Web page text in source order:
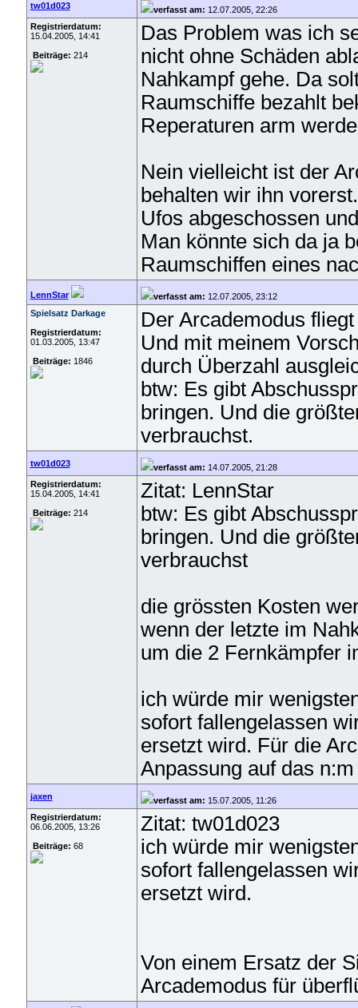
tw01d023 verfasst am: 12.07.2005, 22:26
Registrierdatum:
15.04.2005, 14:41
Beiträge: 214
Das Problem was ich
nicht ohne Schäden
Nahkampf gehe. Da
Raumschiffe bezahlt
Reperaturen arm
Nein vielleicht ist der
behalten wir ihn
Ufos abgeschossen
Man könnte sich da ja
Raumschiffen eines
LennStar verfasst am: 12.07.2005, 23:12
Spielsatz Darkage
Registrierdatum:
01.03.2005, 13:47
Beiträge: 1846
Der Arcademodus
Und mit meinem
durch Überzahl
btw: Es gibt
bringen. Und die
verbrauchst.
tw01d023 verfasst am: 14.07.2005, 21:28
Registrierdatum:
15.04.2005, 14:41
Beiträge: 214
Zitat: LennStar
btw: Es gibt
bringen. Und die
verbrauchst
die grössten Kosten
wenn der letzte im
um die 2 Fernkämpfer
ich würde mir
sofort fallengelassen
ersetzt wird. Für die
Anpassung auf das
jaxen verfasst am: 15.07.2005, 11:26
Registrierdatum:
06.06.2005, 13:26
Beiträge: 68
Zitat: tw01d023
ich würde mir
sofort fallengelassen
ersetzt wird.
Von einem Ersatz der
Arcademodus für